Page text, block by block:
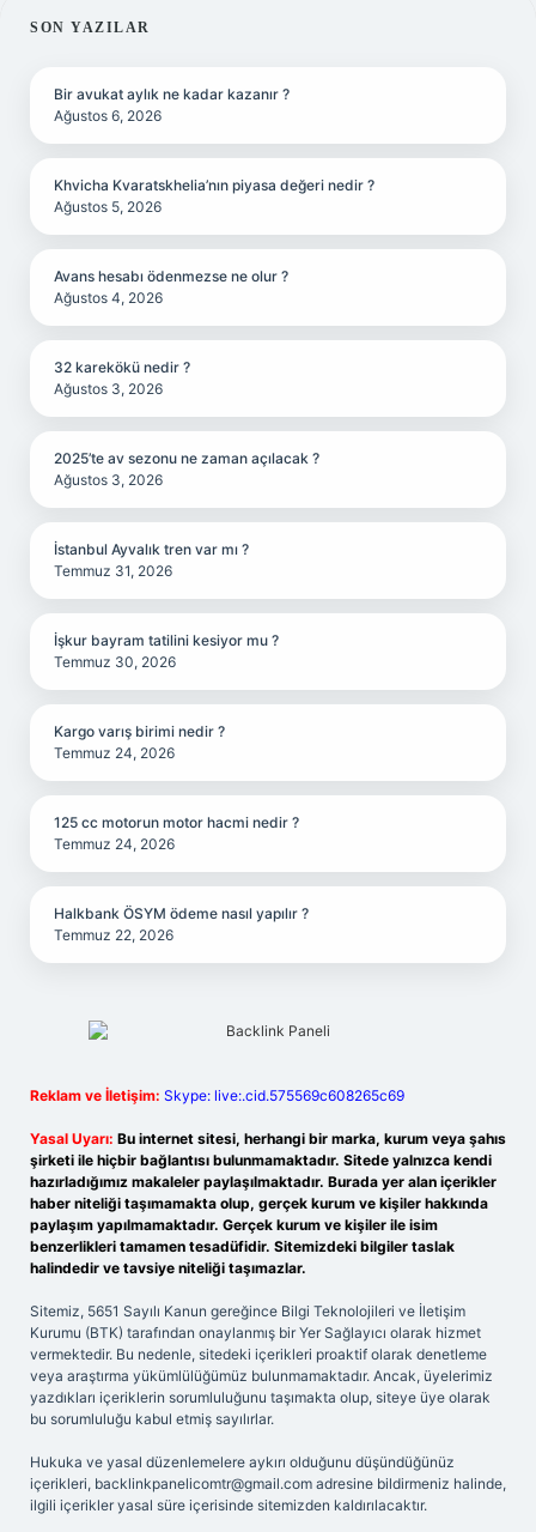
SIDEBAR
SON YAZILAR
Bir avukat aylık ne kadar kazanır ?
Ağustos 6, 2026
Khvicha Kvaratskhelia’nın piyasa değeri nedir ?
Ağustos 5, 2026
Avans hesabı ödenmezse ne olur ?
Ağustos 4, 2026
32 karekökü nedir ?
Ağustos 3, 2026
2025’te av sezonu ne zaman açılacak ?
Ağustos 3, 2026
İstanbul Ayvalık tren var mı ?
Temmuz 31, 2026
İşkur bayram tatilini kesiyor mu ?
Temmuz 30, 2026
Kargo varış birimi nedir ?
Temmuz 24, 2026
125 cc motorun motor hacmi nedir ?
Temmuz 24, 2026
Halkbank ÖSYM ödeme nasıl yapılır ?
Temmuz 22, 2026
Reklam ve İletişim: Skype: live:.cid.575569c608265c69
Yasal Uyarı: Bu internet sitesi, herhangi bir marka, kurum veya şahıs
şirketi ile hiçbir bağlantısı bulunmamaktadır. Sitede yalnızca kendi
hazırladığımız makaleler paylaşılmaktadır. Burada yer alan içerikler
haber niteliği taşımamakta olup, gerçek kurum ve kişiler hakkında
paylaşım yapılmamaktadır. Gerçek kurum ve kişiler ile isim
benzerlikleri tamamen tesadüfidir. Sitemizdeki bilgiler taslak
halindedir ve tavsiye niteliği taşımazlar.
Sitemiz, 5651 Sayılı Kanun gereğince Bilgi Teknolojileri ve İletişim
Kurumu (BTK) tarafından onaylanmış bir Yer Sağlayıcı olarak hizmet
vermektedir. Bu nedenle, sitedeki içerikleri proaktif olarak denetleme
veya araştırma yükümlülüğümüz bulunmamaktadır. Ancak, üyelerimiz
yazdıkları içeriklerin sorumluluğunu taşımakta olup, siteye üye olarak
bu sorumluluğu kabul etmiş sayılırlar.
Hukuka ve yasal düzenlemelere aykırı olduğunu düşündüğünüz
içerikleri, backlinkpanelicomtr@gmail.com adresine bildirmeniz halinde,
ilgili içerikler yasal süre içerisinde sitemizden kaldırılacaktır.